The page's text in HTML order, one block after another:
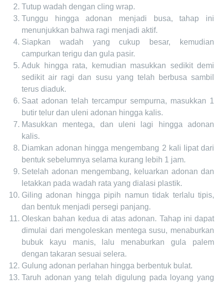
Tutup wadah dengan cling wrap.
Tunggu hingga adonan menjadi busa, tahap ini
menunjukkan bahwa ragi menjadi aktif.
Siapkan wadah yang cukup besar, kemudian
campurkan terigu dan gula pasir.
Aduk hingga rata, kemudian masukkan sedikit demi
sedikit air ragi dan susu yang telah berbusa sambil
terus diaduk.
Saat adonan telah tercampur sempurna, masukkan 1
butir telur dan uleni adonan hingga kalis.
Masukkan mentega, dan uleni lagi hingga adonan
kalis.
Diamkan adonan hingga mengembang 2 kali lipat dari
bentuk sebelumnya selama kurang lebih 1 jam.
Setelah adonan mengembang, keluarkan adonan dan
letakkan pada wadah rata yang dialasi plastik.
Giling adonan hingga pipih namun tidak terlalu tipis,
dan bentuk menjadi persegi panjang.
Oleskan bahan kedua di atas adonan. Tahap ini dapat
dimulai dari mengoleskan mentega susu, menaburkan
bubuk kayu manis, lalu menaburkan gula palem
dengan takaran sesuai selera.
Gulung adonan perlahan hingga berbentuk bulat.
Taruh adonan yang telah digulung pada loyang yang